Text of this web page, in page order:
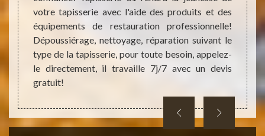
plus
ses
votre tapisserie avec l'aide des produits et des
équipements de restauration professionnelle!
Dépoussiérage, nettoyage, réparation suivant le
type de la tapisserie, pour toute besoin, appelez-
le directement, il travaille 7j/7 avec un devis
gratuit!
de
de